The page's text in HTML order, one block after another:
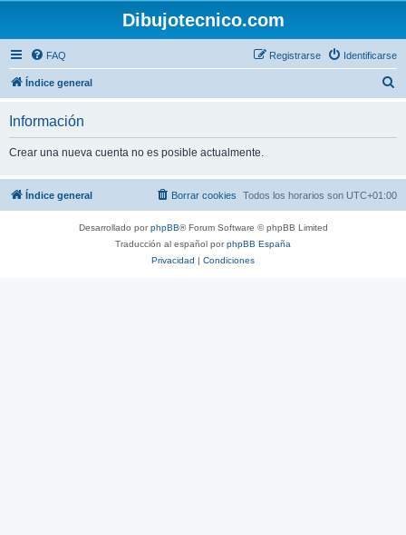
Dibujotecnico.com
FAQ Identificarse
Registrarse
Índice general
r
Información
Crear una nueva cuenta no es posible actualmente.
Índice general Todos los horarios son UTC+01:00
Borrar cookies
Desarrollado porphpBB® Forum Software © phpBB Limited
Traducción al español porphpBB España
Privacidad | Condiciones